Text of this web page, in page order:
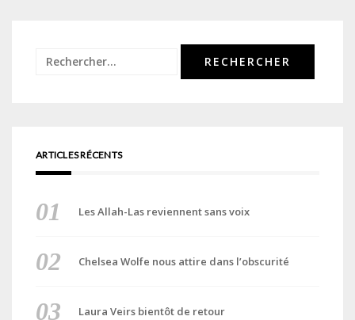
Rechercher :
ARTICLES RÉCENTS
Les Allah-Las reviennent sans voix
Chelsea Wolfe nous attire dans l’obscurité
Laura Veirs bientôt de retour